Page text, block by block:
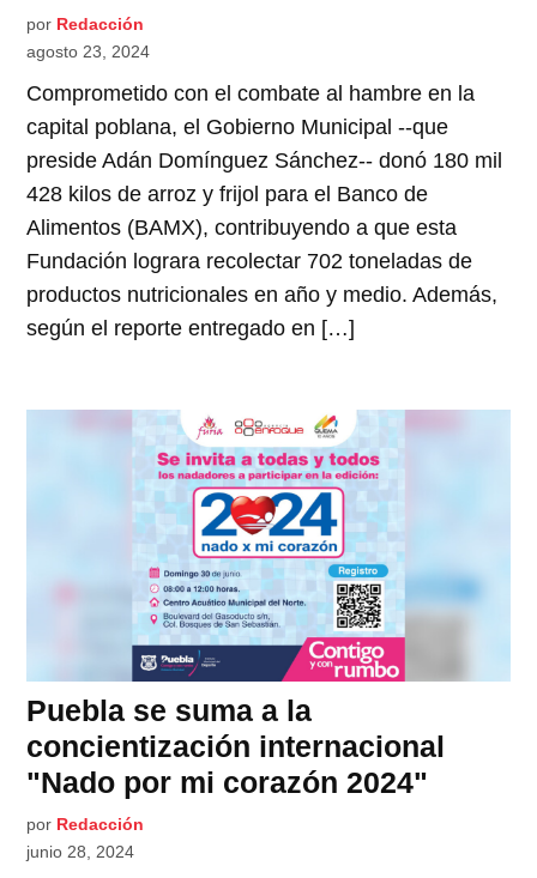
por Redacción
agosto 23, 2024
Comprometido con el combate al hambre en la
capital poblana, el Gobierno Municipal --que
preside Adán Domínguez Sánchez-- donó 180 mil
428 kilos de arroz y frijol para el Banco de
Alimentos (BAMX), contribuyendo a que esta
Fundación lograra recolectar 702 toneladas de
productos nutricionales en año y medio. Además,
según el reporte entregado en […]
Puebla se suma a la
concientización internacional
"Nado por mi corazón 2024"
por Redacción
junio 28, 2024